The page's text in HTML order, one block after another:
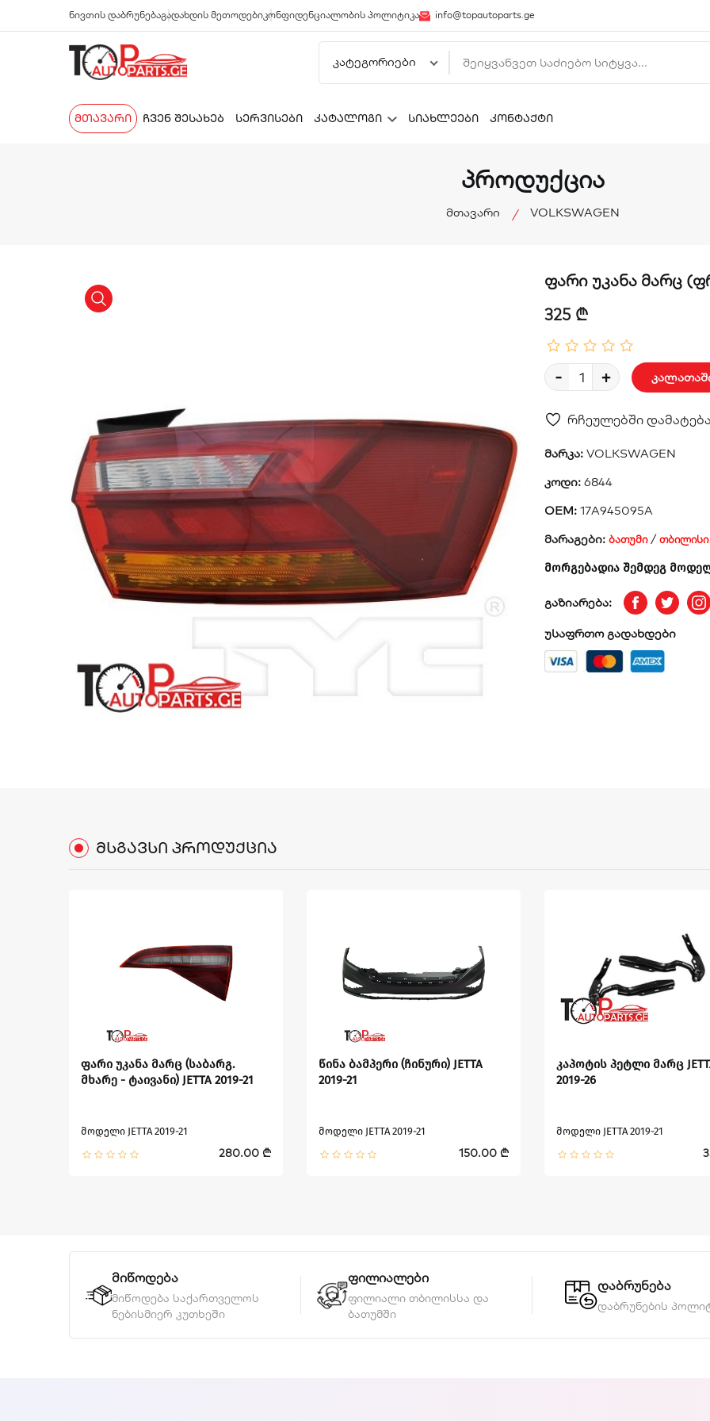
ნივთის დაბრუნებაგადახდის მეთოდებიკონფიდენციალობის პოლიტიკა info@topautoparts.ge
მთავარი ჩვენ შესახებ სერვისები კატალოგი სიახლეები კონტაქტი
პროდუქცია
მთავარი VOLKSWAGEN
product view
ფარი უკანა მარც
325 ₾
- +
რჩეულებში დამატება
მარკა: VOLKSWAGEN
კოდი: 6844
OEM: 17A945095A
მარაგები: ბათუმი/თბილისი
მორგებადია შემდეგ
გაზიარება: Facebook
Twitter
უსაფრთო გადახდები
ᲛᲡᲒᲐᲕᲡᲘ ᲞᲠᲝᲓᲣᲥᲪᲘᲐ
ფარი უკანა მარც (საბარგ.
მხარე - ტაივანი) JETTA 2019-21
მოდელი JETTA 2019-21
280.00 ₾
წინა ბამპერი (ჩინური) JETTA
2019-21
მოდელი JETTA 2019-21
150.00 ₾
კაპოტის პეტლი მარც
2019-26
მოდელი JETTA 2019-21
მიწოდება
მიწოდება საქართველოს
ნებისმიერ კუთხეში
ფილიალები
ფილიალი თბილისსა და
ბათუმში
დაბრუნება
დაბრუნების